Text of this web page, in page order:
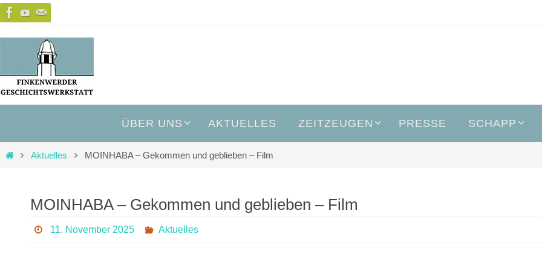
ÜBER UNS AKTUELLES ZEITZEUGEN PRESSE SCHAPP
Aktuelles MOINHABA – Gekommen und geblieben – Film
MOINHABA – Gekommen und geblieben – Film
11. November 2025 Aktuelles